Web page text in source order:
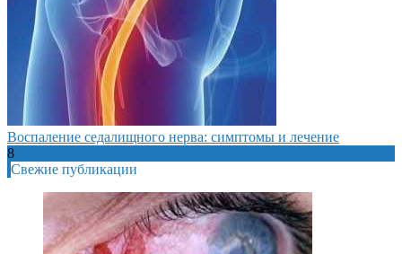
Воспаление седалищного нерва: симптомы и лечение
8
Свежие публикации